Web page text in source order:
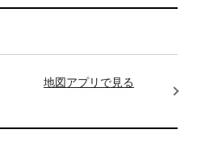
地図アプリで見る